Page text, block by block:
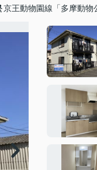
京王動物園線「多摩動物